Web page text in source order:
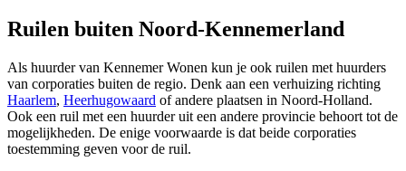
Ruilen buiten Noord-Kennemerland
Als huurder van Kennemer Wonen kun je ook ruilen met huurders
van corporaties buiten de regio. Denk aan een verhuizing richting
Haarlem, Heerhugowaard of andere plaatsen in Noord-Holland.
Ook een ruil met een huurder uit een andere provincie behoort tot de
mogelijkheden. De enige voorwaarde is dat beide corporaties
toestemming geven voor de ruil.